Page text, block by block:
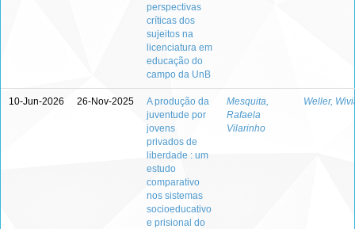
perspectivas
críticas dos
sujeitos na
licenciatura em
educação do
campo da UnB
10-Jun-2026 26-Nov-2025
A produção da
juventude por
jovens
privados de
liberdade : um
estudo
comparativo
nos sistemas
socioeducativo
e prisional do
Mesquita,
Rafaela
Vilarinho
Weller,